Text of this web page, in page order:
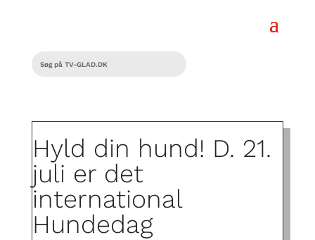
Hyld din hund! D. 21.
juli er det
international
Hundedag